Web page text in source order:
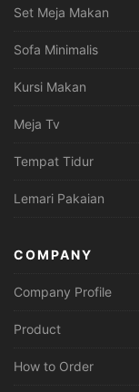
Set Meja Makan
Sofa Minimalis
Kursi Makan
Meja Tv
Tempat Tidur
Lemari Pakaian
COMPANY
Company Profile
Product
How to Order